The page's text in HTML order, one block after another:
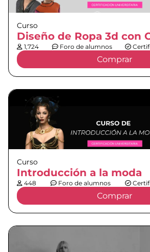
Curso
Diseño de Ropa 3d con
1,724 Foro de alumnos
Comprar
Curso
Introducción a la moda
448 Foro de alumnos
Comprar